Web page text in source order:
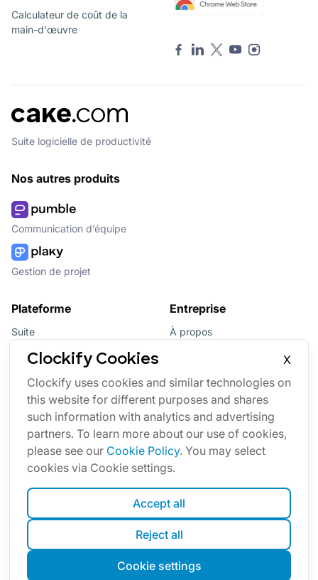
Calculateur de coût de la
main-d'œuvre
Suite logicielle de productivité
Nos autres produits
Communication d’équipe
Gestion de projet
Plateforme
Suite
Bundle
Mises à jour
Marketplace
Entreprise
À propos
Marque
CookiesConditionsConfidentialitéSécuritéPlan du site
Français
Clockify Cookies
X
Clockify uses cookies and similar technologies on
this website for different purposes and shares
such information with analytics and advertising
partners. To learn more about our use of cookies,
please see our Cookie Policy. You may select
cookies via Cookie settings.
Accept all
Reject all
Cookie settings